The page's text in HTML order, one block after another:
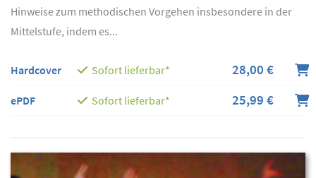
Hinweise zum methodischen Vorgehen insbesondere in der
Mittelstufe, indem es...
Hardcover Sofort lieferbar* 28,00 €
ePDF Sofort lieferbar* 25,99 €